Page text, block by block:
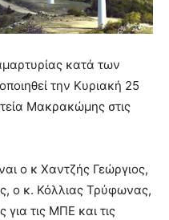
κατά των
την Κυριακή 25
Μακρακώμης στις
ο κ Χαντζής Γεώργιος,
ο κ. Κόλλιας Τρύφωνας,
τις ΜΠΕ και τις